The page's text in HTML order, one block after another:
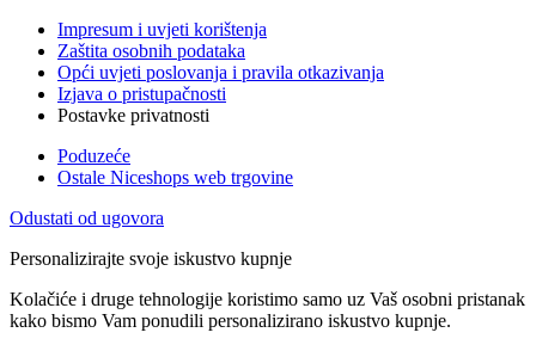
Impresum i uvjeti korištenja
Zaštita osobnih podataka
Opći uvjeti poslovanja i pravila otkazivanja
Izjava o pristupačnosti
Postavke privatnosti
Poduzeće
Ostale Niceshops web trgovine
Odustati od ugovora
Personalizirajte svoje iskustvo kupnje
Kolačiće i druge tehnologije koristimo samo uz Vaš osobni pristanak
kako bismo Vam ponudili personalizirano iskustvo kupnje.